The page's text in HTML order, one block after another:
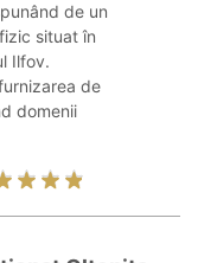
de un
situat în
Ilfov.
de
domenii